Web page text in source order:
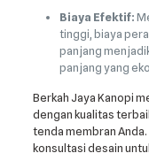
Biaya Efektif:
tinggi, biaya
panjang
panjang yang
Berkah Jaya Kanopi
dengan kualitas
tenda membran
konsultasi desain